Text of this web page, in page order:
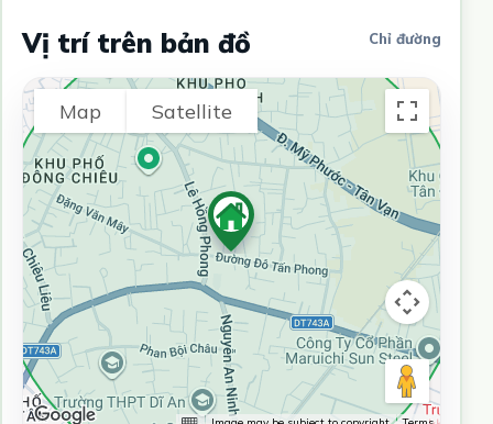
Vị trí trên bản đồ Chỉ đường
Map Satellite